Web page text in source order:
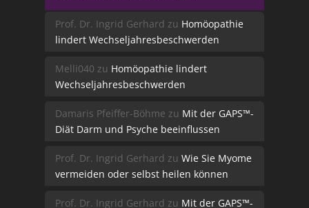
Prof. Dr. Ingrid Gerhard zu Homöopathie
lindert Wechseljahresbeschwerden
Melli040 zu Homöopathie lindert
Wechseljahresbeschwerden
Damaris Pfeiffer-Böhme zu Mit der GAPS™-
Diät Darm und Psyche beeinflussen
Prof. Dr. Ingrid Gerhard zu Wie Sie Myome
vermeiden oder selbst heilen können
Prof. Dr. Ingrid Gerhard zu Mit der GAPS™-